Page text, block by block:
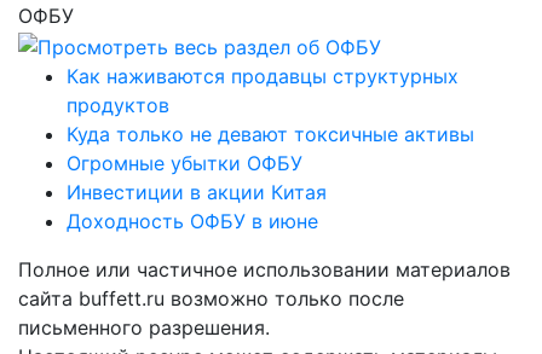
ОФБУ
Как наживаются продавцы структурных
продуктов
Куда только не девают токсичные активы
Огромные убытки ОФБУ
Инвестиции в акции Китая
Доходность ОФБУ в июне
Полное или частичное использовании материалов
сайта buffett.ru возможно только после
письменного разрешения.